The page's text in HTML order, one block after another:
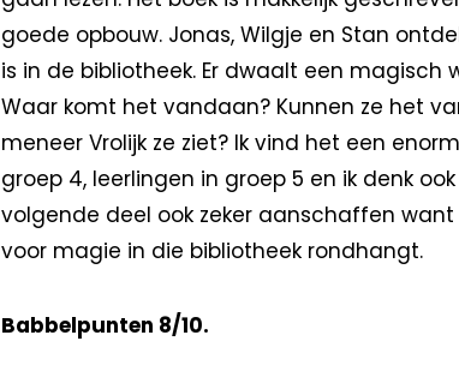
goede opbouw. Jonas, Wilgje en Stan
is in de bibliotheek. Er dwaalt een magisch
Waar komt het vandaan? Kunnen ze het
meneer Vrolijk ze ziet? Ik vind het een
groep 4, leerlingen in groep 5 en ik denk
volgende deel ook zeker aanschaffen
voor magie in die bibliotheek rondhangt.
Babbelpunten 8/10.